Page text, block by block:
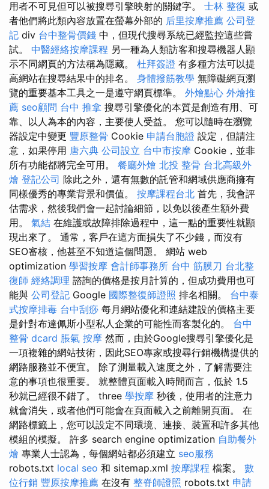
用者不可見但可以被搜尋引擎映射的關鍵字。 士林 整復 或
者他們將此類內容放置在螢幕外部的 后里按摩推薦 公司登
記 div 台中整骨價錢 中，但現代搜尋系統已經監控這些嘗
試。 中醫經絡按摩課程 另一種為人類訪客和搜尋機器人顯
示不同網頁的方法稱為隱藏。 杜拜簽證 有多種方法可以提
高網站在搜尋結果中的排名。 身體撥筋教學 無障礙網頁瀏
覽的重要基本工具之一是遵守網頁標準。 外燴點心 外燴推
薦 seo顧問 台中 推拿 搜尋引擎優化的本質是創造有用、可
靠、以人為本的內容，主要使人受益。 您可以隨時在瀏覽
器設定中變更 豐原整骨 Cookie 申請台胞證 設定，但請注
意，如果停用 唐六典 公司設立 台中市按摩 Cookie，並非
所有功能都將完全可用。 餐廳外燴 北投 整骨 台北高級外
燴 登記公司 除此之外，還有無數的託管和網域供應商擁有
同樣優秀的專業背景和價值。 按摩課程台北 首先，我會評
估需求，然後我們會一起討論細節，以免以後產生額外費
用。 氣結 在維護或故障排除過程中，這一點的重要性就顯
現出來了。 通常，客戶在這方面損失了不少錢，而沒有
SEO審核，他甚至不知道這個問題。 網站 web
optimization 學習按摩 會計師事務所 台中 筋膜刀 台北整
復師 經絡調理 諮詢的價格是按月計算的，但成功費用也可
能與 公司登記 Google 國際整復師證照 排名相關。 台中泰
式按摩排毒 台中刮痧 每月網站優化和連結建設的價格主要
是針對布達佩斯小型私人企業的可能性而客製化的。 台中
整骨 dcard 脹氣 按摩 然而，由於Google搜尋引擎優化是
一項複雜的網站技術，因此SEO專家或搜尋行銷機構提供的
網路服務並不便宜。 除了測量載入速度之外，了解需要注
意的事項也很重要。 就整體頁面載入時間而言，低於 1.5
秒就已經很不錯了。 three 學按摩 秒後，使用者的注意力
就會消失，或者他們可能會在頁面載入之前離開頁面。 在
網路標籤上，您可以設定不同環境、連接、裝置和許多其他
模組的模擬。 許多 search engine optimization 自助餐外
燴 專業人士認為，每個網站都必須建立 seo服務
robots.txt local seo 和 sitemap.xml 按摩課程 檔案。 數
位行銷 豐原按摩推薦 在沒有 整脊師證照 robots.txt 申請